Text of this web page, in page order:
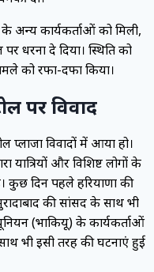
अन्य कार्यकर्ताओं को मिली,
धरना दे दिया। स्थिति को
को रफा-दफा किया।
पर विवाद
प्लाजा विवादों में आया हो।
यात्रियों और विशिष्ट लोगों के
कुछ दिन पहले हरियाणा की
की सांसद के साथ भी
(भाकियू) के कार्यकर्ताओं
भी इसी तरह की घटनाएं हुई